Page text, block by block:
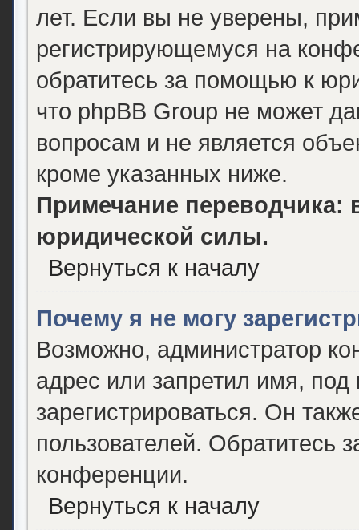
лет. Если вы не уверены,
регистрирующемуся на
обратитесь за помощью к
что phpBB Group не может
вопросам и не является
кроме указанных ниже.
Примечание переводчика:
юридической силы.
Вернуться к началу
Почему я не могу
Возможно, администратор
адрес или запретил имя,
зарегистрироваться. Он
пользователей. Обратитесь
конференции.
Вернуться к началу